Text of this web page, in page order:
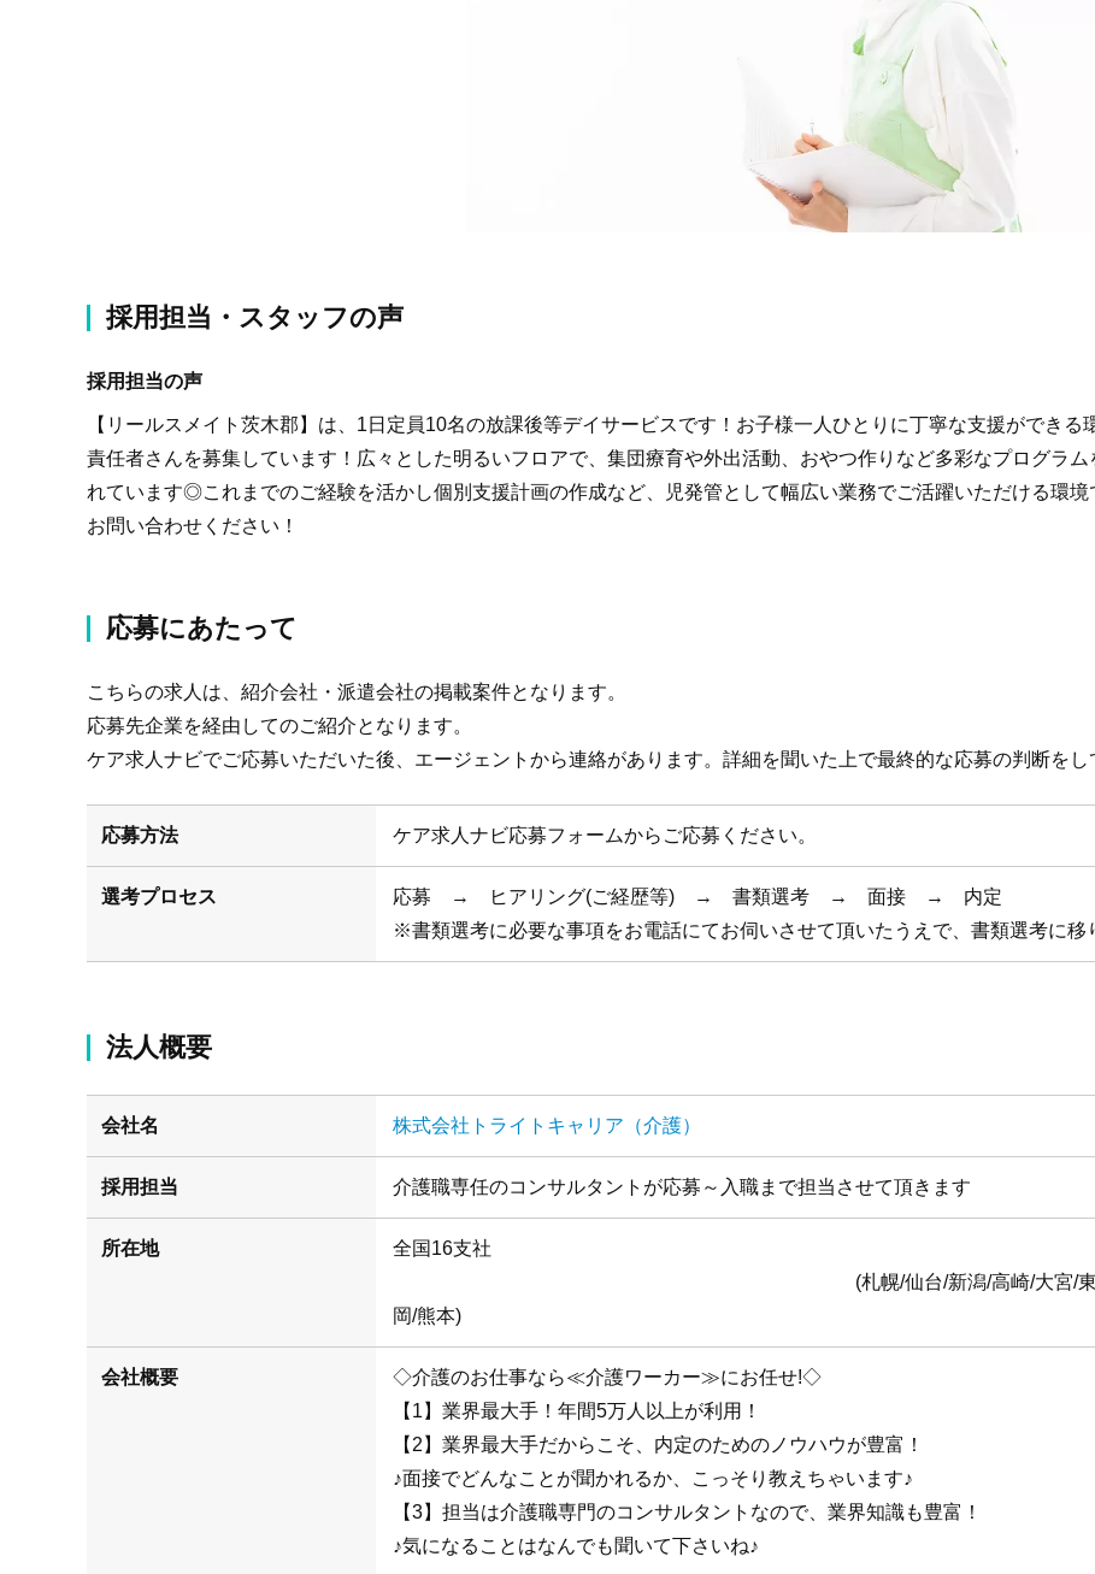
採用担当・スタッフの声
採用担当の声
【リールスメイト茨木郡】は、1日定員10名の放課後等デイサービスです！お子様一人ひとりに丁寧な支援ができ
責任者さんを募集しています！広々とした明るいフロアで、集団療育や外出活動、おやつ作りなど多彩なプログラ
れています◎これまでのご経験を活かし個別支援計画の作成など、児発管として幅広い業務でご活躍いただける環
お問い合わせください！
応募にあたって
こちらの求人は、紹介会社・派遣会社の掲載案件となります。
応募先企業を経由してのご紹介となります。
ケア求人ナビでご応募いただいた後、エージェントから連絡があります。詳細を聞いた上で最終的な応募の判断をし
応募方法 ケア求人ナビ応募フォームからご応募ください。
選考プロセス
応募 → ヒアリング(ご経歴等) → 書類選考 → 面接 → 内定
※書類選考に必要な事項をお電話にてお伺いさせて頂いたうえで、書類選考に移
法人概要
会社名 株式会社トライトキャリア（介護）
採用担当 介護職専任のコンサルタントが応募～入職まで担当させて頂きます
所在地
全国16
(札幌/仙台/新潟/高崎/大宮/東京/横浜/静岡/名古
岡/熊本)
会社概要
◇介護のお仕事なら≪介護ワーカー≫にお任せ!◇
【1】業界最大手！年間5万人以上が利用！
【2】業界最大手だからこそ、内定のためのノウハウが豊富！
♪面接でどんなことが聞かれるか、こっそり教えちゃいます♪
【3】担当は介護職専門のコンサルタントなので、業界知識も豊富！
♪気になることはなんでも聞いて下さいね♪